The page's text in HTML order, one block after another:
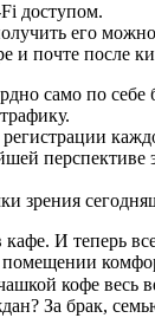
доступом.
его
почте после
само по
зрения
И теперь
кофе
За брак,